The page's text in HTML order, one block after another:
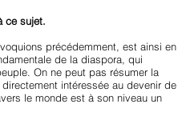
ce sujet.
précédemment, est ainsi en
de la diaspora, qui
On ne peut pas résumer la
intéressée au devenir de
le monde est à son niveau un